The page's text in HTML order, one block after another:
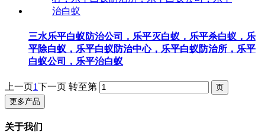
三水乐平白蚁防治公司，乐平灭白蚁，乐平杀白蚁，乐
平除白蚁，乐平白蚁防治中心，乐平白蚁防治所，乐平
白蚁公司，乐平治白蚁
上一页1下一页 转至第
更多产品
关于我们